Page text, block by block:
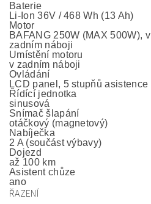
Baterie
Li-Ion 36V / 468 Wh (13 Ah)
Motor
BAFANG 250W (MAX 500W), v
zadním náboji
Umístění motoru
v zadním náboji
Ovládání
LCD panel, 5 stupňů asistence
Řídící jednotka
sinusová
Snímač šlapání
otáčkový (magnetový)
Nabíječka
2 A (součást výbavy)
Dojezd
až 100 km
Asistent chůze
ano
ŘAZENÍ